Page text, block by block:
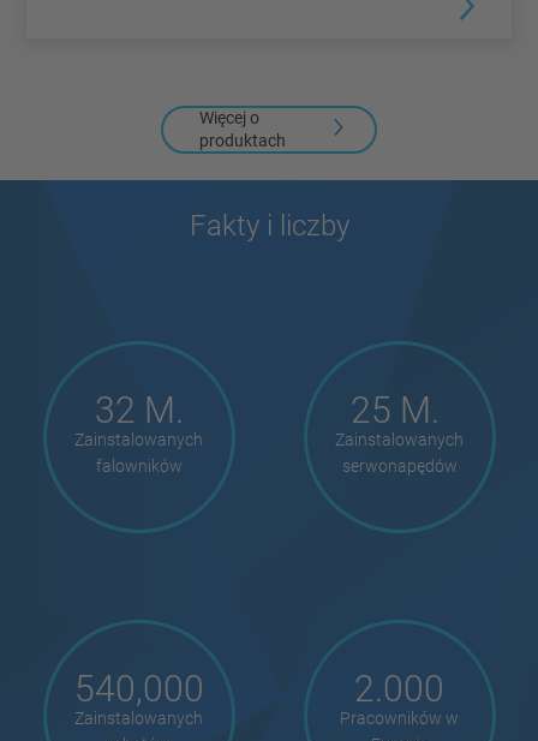
Więcej o
produktach
Fakty i liczby
32 M.
Zainstalowanych
falowników
25 M.
Zainstalowanych
serwonapędów
540,000
Zainstalowanych
2.000
Pracowników w